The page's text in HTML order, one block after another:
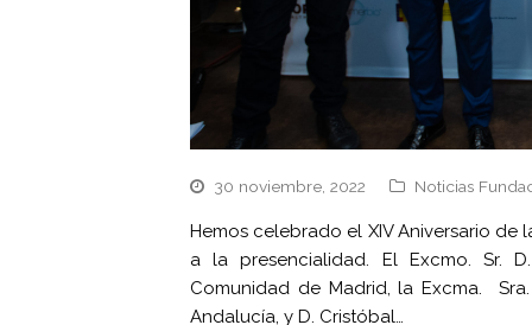
30 noviembre, 2022 Noticias
Hemos celebrado el XIV Aniversario
a la presencialidad. El Excmo. Sr.
Comunidad de Madrid, la Excma.
Andalucía, y D. Cristóbal…